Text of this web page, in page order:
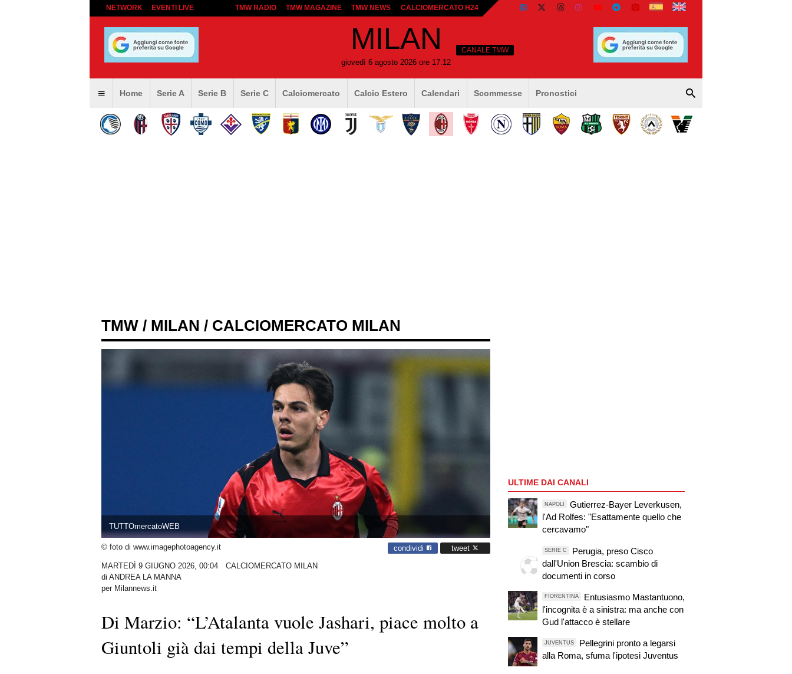
NETWORK EVENTI LIVE TMW RADIO TMW MAGAZINE TMW NEWS CALCIOMERCATO H24
MILAN
giovedì 6 agosto 2026 ore 17:12
CANALE TMW
Home Serie A Serie B Serie C Calciomercato Calcio Estero Calendari Scommesse Pronostici
TMW / MILAN / CALCIOMERCATO MILAN
TUTTOmercatoWEB
© foto di www.imagephotoagency.it condividi tweet
MARTEDÌ 9 GIUGNO 2026, 00:04
CALCIOMERCATO MILAN
di ANDREA LA MANNA
per Milannews.it
Di Marzio: “L’Atalanta vuole Jashari, piace molto a
Giuntoli già dai tempi della Juve”
ULTIME DAI CANALI
NAPOLI
Gutierrez-Bayer Leverkusen,
l'Ad Rolfes: "Esattamente quello che
cercavamo"
SERIE C
Perugia, preso Cisco
dall'Union Brescia: scambio di
documenti in corso
FIORENTINA
Entusiasmo Mastantuono,
l'incognita è a sinistra: ma anche con
Gud l'attacco è stellare
JUVENTUS
Pellegrini pronto a legarsi
alla Roma, sfuma l'ipotesi Juventus